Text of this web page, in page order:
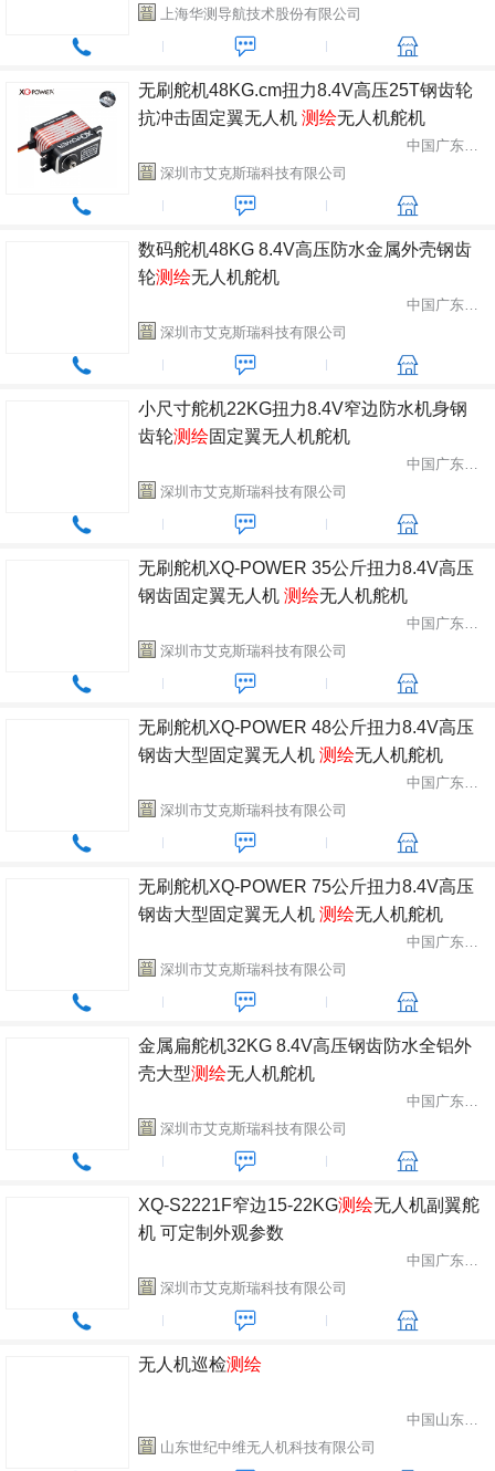
上海华测导航技术股份有限公司
无刷舵机48KG.cm扭力8.4V高压25T钢齿轮
抗冲击固定翼无人机 测绘无人机舵机
中国广东省深圳市
深圳市艾克斯瑞科技有限公司
数码舵机48KG 8.4V高压防水金属外壳钢齿
轮测绘无人机舵机
中国广东省深圳市
深圳市艾克斯瑞科技有限公司
小尺寸舵机22KG扭力8.4V窄边防水机身钢
齿轮测绘固定翼无人机舵机
中国广东省深圳市
深圳市艾克斯瑞科技有限公司
无刷舵机XQ-POWER 35公斤扭力8.4V高压
钢齿固定翼无人机 测绘无人机舵机
中国广东省深圳市
深圳市艾克斯瑞科技有限公司
无刷舵机XQ-POWER 48公斤扭力8.4V高压
钢齿大型固定翼无人机 测绘无人机舵机
中国广东省深圳市
深圳市艾克斯瑞科技有限公司
无刷舵机XQ-POWER 75公斤扭力8.4V高压
钢齿大型固定翼无人机 测绘无人机舵机
中国广东省深圳市
深圳市艾克斯瑞科技有限公司
金属扁舵机32KG 8.4V高压钢齿防水全铝外
壳大型测绘无人机舵机
中国广东省深圳市
深圳市艾克斯瑞科技有限公司
XQ-S2221F窄边15-22KG测绘无人机副翼舵
机 可定制外观参数
中国广东省深圳市
深圳市艾克斯瑞科技有限公司
无人机巡检测绘
中国山东省潍坊市
山东世纪中维无人机科技有限公司